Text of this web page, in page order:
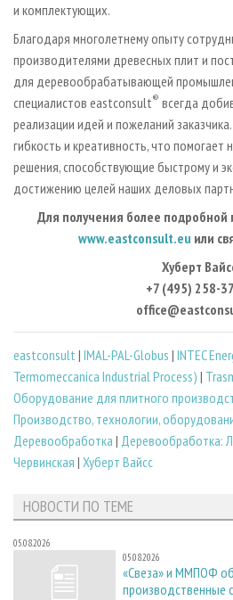
и комплектующих.
Благодаря многолетнему опыту
производителями древесных плит и
для деревообрабатывающей
специалистов eastconsult® всегда
реализации идей и пожеланий
гибкость и креативность, что
решения, способствующие быстрому и
достижению целей наших деловых
Для получения более
www.eastconsult.eu или
Хуберт
+7 (495) 258-
eastconsult | IMAL-PAL-Globus | INTEC
Termomeccanica Industrial Process) |
Оборудование для плитного
Производство, технологии,
Деревообработка | Деревообработка:
Червинская | Хуберт Вайсс
НОВОСТИ ПО ТЕМЕ
05.08.2026
05.08.2026
«Свеза» и ММПОФ
производственные